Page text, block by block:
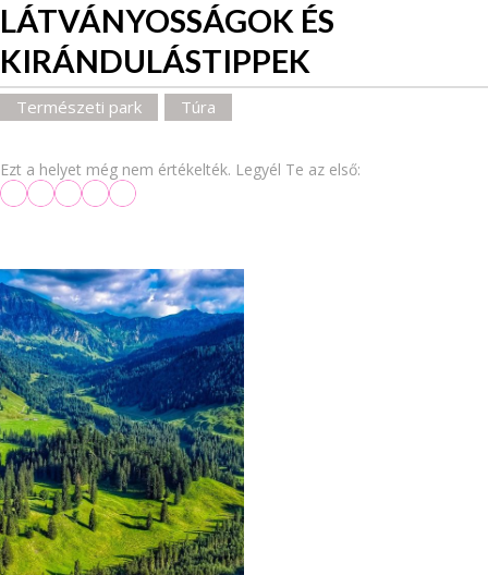
LÁTVÁNYOSSÁGOK ÉS
KIRÁNDULÁSTIPPEK
Természeti park Túra
Ezt a helyet még nem értékelték. Legyél Te az első: